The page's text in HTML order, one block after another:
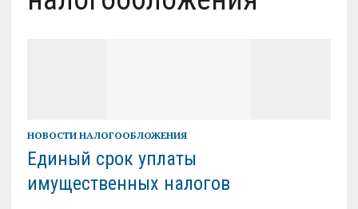
НОВОСТИ НАЛОГООБЛОЖЕНИЯ
Единый срок уплаты
имущественных налогов